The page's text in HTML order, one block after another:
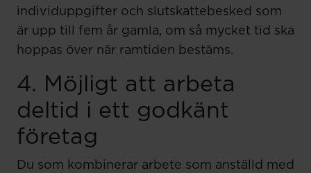
individuppgifter och slutskattebesked som
är upp till fem år gamla, om så mycket tid ska
hoppas över när ramtiden bestäms.
4. Möjligt att arbeta
deltid i ett godkänt
företag
Du som kombinerar arbete som anställd med